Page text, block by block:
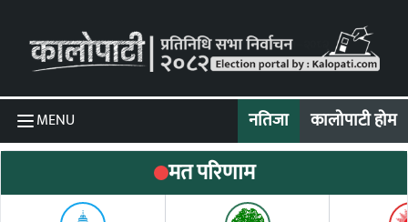
MENU नतिजा कालोपाटी होम
मत परिणाम